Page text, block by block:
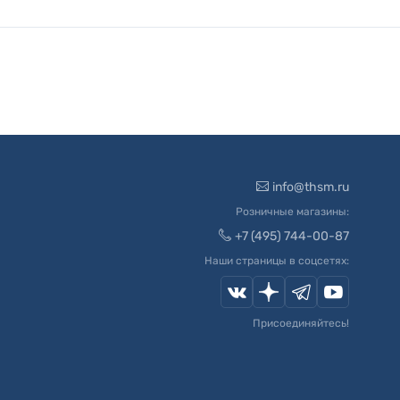
info@thsm.ru
Розничные магазины:
+7 (495) 744-00-87
Наши страницы в соцсетях:
Присоединяйтесь!